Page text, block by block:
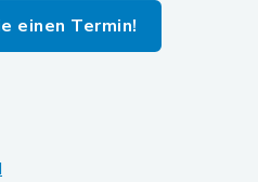
einen Termin!